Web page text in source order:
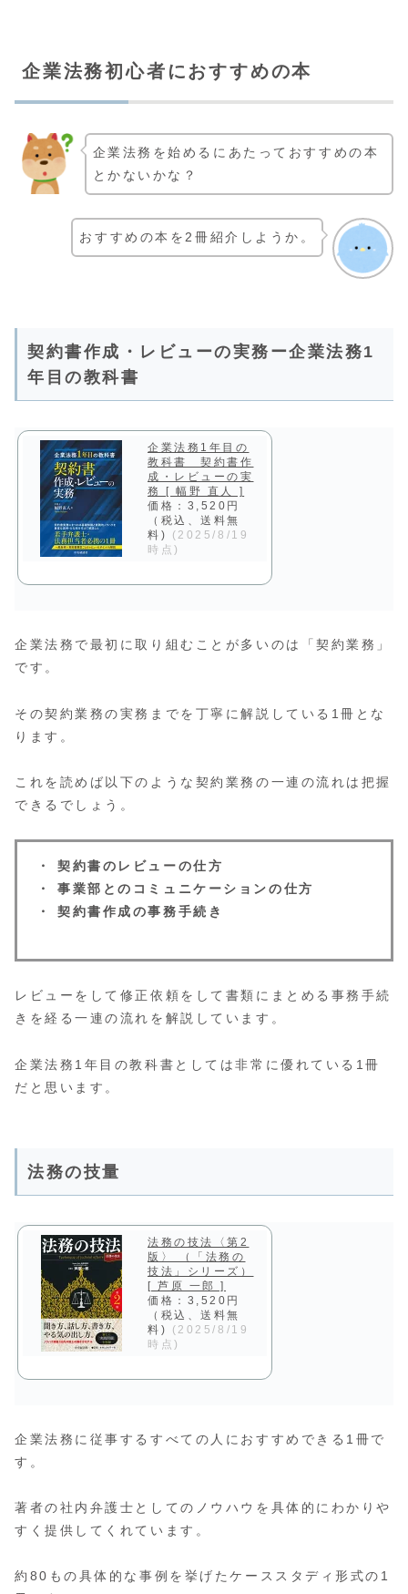
企業法務初心者におすすめの本
企業法務を始めるにあたっておすすめの本
とかないかな？
おすすめの本を2冊紹介しようか。
契約書作成・レビューの実務ー企業法務1
年目の教科書
企業法務1年目の
教科書 契約書作
成・レビューの実
務 [ 幅野 直人 ]
価格：3,520円
（税込、送料無
料)
(2025/8/19
時点)
企業法務で最初に取り組むことが多いのは「契約業務」
です。
その契約業務の実務までを丁寧に解説している1冊とな
ります。
これを読めば以下のような契約業務の一連の流れは把握
できるでしょう。
・ 契約書のレビューの仕方
・ 事業部とのコミュニケーションの仕方
・ 契約書作成の事務手続き
レビューをして修正依頼をして書類にまとめる事務手続
きを経る一連の流れを解説しています。
企業法務1年目の教科書としては非常に優れている1冊
だと思います。
法務の技量
法務の技法〈第2
版〉 （「法務の
技法」シリーズ）
[ 芦原 一郎 ]
価格：3,520円
（税込、送料無
料)
(2025/8/19
時点)
企業法務に従事するすべての人におすすめできる1冊で
す。
著者の社内弁護士としてのノウハウを具体的にわかりや
すく提供してくれています。
約80もの具体的な事例を挙げたケーススタディ形式の1